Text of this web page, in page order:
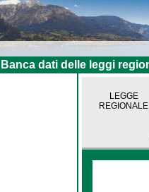
Banca dati delle leggi
LEGGE
REGIONALE